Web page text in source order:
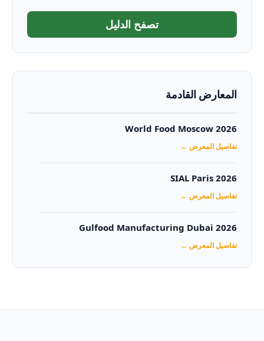
تصفح الدليل
المعارض القادمة
World Food Moscow 2026
تفاصيل المعرض ←
SIAL Paris 2026
تفاصيل المعرض ←
Gulfood Manufacturing Dubai 2026‏
تفاصيل المعرض ←